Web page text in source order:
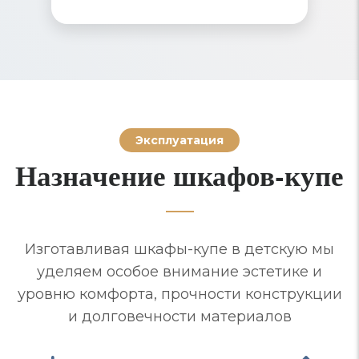
Эксплуатация
Назначение шкафов-купе
Изготавливая шкафы-купе в детскую мы
уделяем особое внимание эстетике и
уровню комфорта, прочности конструкции
и долговечности материалов